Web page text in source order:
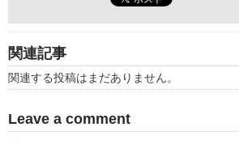
関連記事
関連する投稿はまだありません。
Leave a comment